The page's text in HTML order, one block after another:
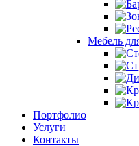
Мебель
Портфолио
Услуги
Контакты